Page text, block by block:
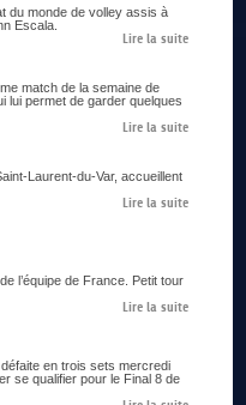
du monde de volley assis à
Escala.
Lire la suite
match de la semaine de
lui permet de garder quelques
Lire la suite
Laurent-du-Var, accueillent
Lire la suite
l’équipe de France. Petit tour
Lire la suite
en trois sets mercredi
se qualifier pour le Final 8 de